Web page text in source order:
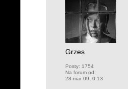
Grzes
Posty: 1754
Na forum od:
28 mar 09, 0:13